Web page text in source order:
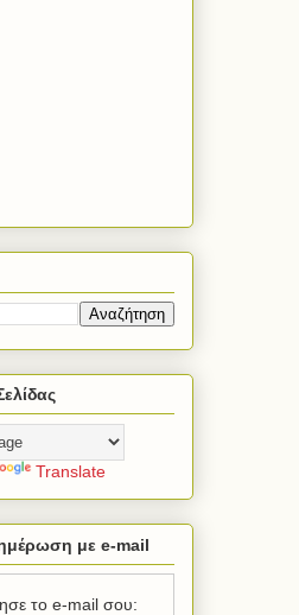
Translate
με e-mail
το e-mail σου: